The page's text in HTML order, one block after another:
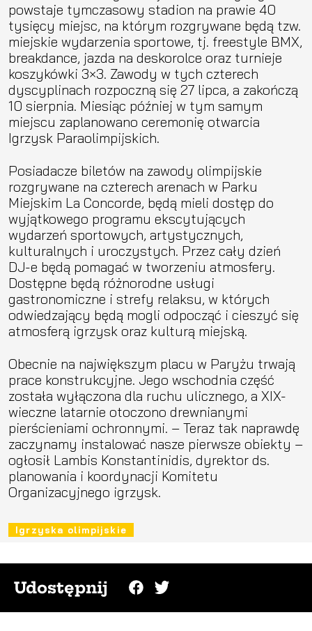
powstaje tymczasowy stadion na prawie 40
tysięcy miejsc, na którym rozgrywane będą tzw.
miejskie wydarzenia sportowe, tj. freestyle BMX,
breakdance, jazda na deskorolce oraz turnieje
koszykówki 3×3. Zawody w tych czterech
dyscyplinach rozpoczną się 27 lipca, a zakończą
10 sierpnia. Miesiąc później w tym samym
miejscu zaplanowano ceremonię otwarcia
Igrzysk Paraolimpijskich.
Posiadacze biletów na zawody olimpijskie
rozgrywane na czterech arenach w Parku
Miejskim La Concorde, będą mieli dostęp do
wyjątkowego programu ekscytujących
wydarzeń sportowych, artystycznych,
kulturalnych i uroczystych. Przez cały dzień
DJ-e będą pomagać w tworzeniu atmosfery.
Dostępne będą różnorodne usługi
gastronomiczne i strefy relaksu, w których
odwiedzający będą mogli odpocząć i cieszyć się
atmosferą igrzysk oraz kulturą miejską.
Obecnie na największym placu w Paryżu trwają
prace konstrukcyjne. Jego wschodnia część
została wyłączona dla ruchu ulicznego, a XIX-
wieczne latarnie otoczono drewnianymi
pierścieniami ochronnymi. – Teraz tak naprawdę
zaczynamy instalować nasze pierwsze obiekty –
ogłosił Lambis Konstantinidis, dyrektor ds.
planowania i koordynacji Komitetu
Organizacyjnego igrzysk.
Igrzyska olimpijskie
Udostępnij